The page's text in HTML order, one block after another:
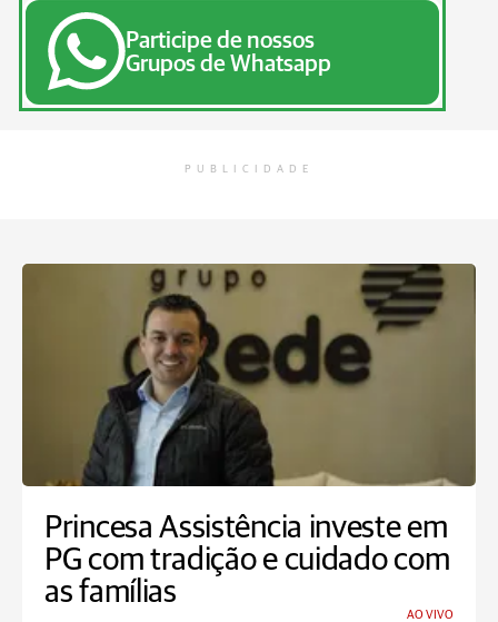
Participe de nossos
Grupos de Whatsapp
PUBLICIDADE
Princesa Assistência investe em
PG com tradição e cuidado com
as famílias
AO VIVO